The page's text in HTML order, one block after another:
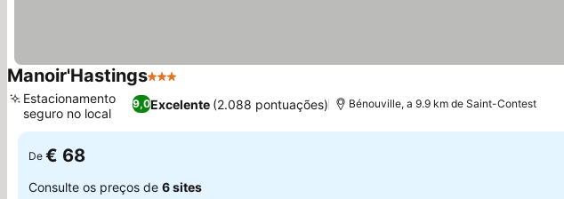
Manoir'Hastings3 Estrelas
9,0Excelente (2.088 pontuações)
Estacionamento
seguro no local
Bénouville, a 9.9 km de Saint-Contest
De € 68
Consulte os preços de 6 sites